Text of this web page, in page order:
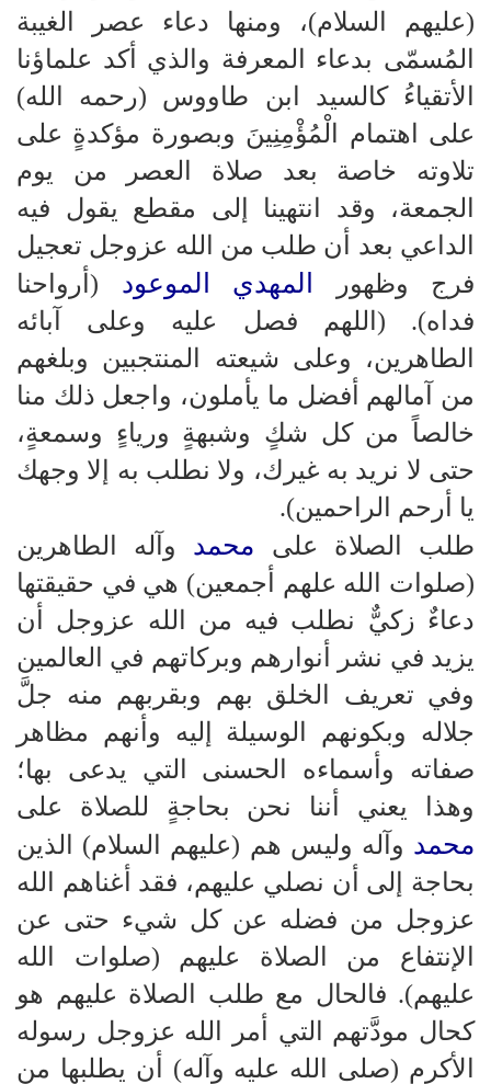
(عليهم السلام)، ومنها دعاء عصر الغيبة
المُسمّى بدعاء المعرفة والذي أكد علماؤنا
الأتقياءُ كالسيد ابن طاووس (رحمه الله)
على اهتمام الْمُؤْمِنِينَ وبصورة مؤكدةٍ على
تلاوته خاصة بعد صلاة العصر من يوم
الجمعة، وقد انتهينا إلى مقطع يقول فيه
الداعي بعد أن طلب من الله عزوجل تعجيل
فرج وظهور
المهدي الموعود (أرواحنا
فداه). (اللهم فصل عليه وعلى آبائه
الطاهرين، وعلى شيعته المنتجبين وبلغهم
من آمالهم أفضل ما يأملون، واجعل ذلك منا
خالصاً من كل شكٍ وشبهةٍ ورياءٍ وسمعةٍ،
حتى لا نريد به غيرك، ولا نطلب به إلا وجهك
يا أرحم الراحمين).
طلب الصلاة على محمد وآله الطاهرين
(صلوات الله علهم أجمعين) هي في حقيقتها
دعاءٌ زكيٌّ نطلب فيه من الله عزوجل أن
يزيد في نشر أنوارهم وبركاتهم في العالمين
وفي تعريف الخلق بهم وبقربهم منه جلَّ
جلاله وبكونهم الوسيلة إليه وأنهم مظاهر
صفاته وأسماءه الحسنى التي يدعى بها؛
وهذا يعني أننا نحن بحاجةٍ للصلاة على
محمد وآله وليس هم (عليهم السلام) الذين
بحاجة إلى أن نصلي عليهم، فقد أغناهم الله
عزوجل من فضله عن كل شيء حتى عن
الإنتفاع من الصلاة عليهم (صلوات الله
عليهم). فالحال مع طلب الصلاة عليهم هو
كحال مودَّتهم التي أمر الله عزوجل رسوله
الأكرم (صلى الله عليه وآله) أن يطلبها من